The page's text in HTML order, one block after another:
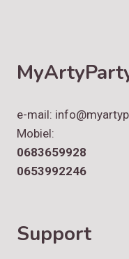
e-mail:
Mobiel:
0683659928
0653992246
Support